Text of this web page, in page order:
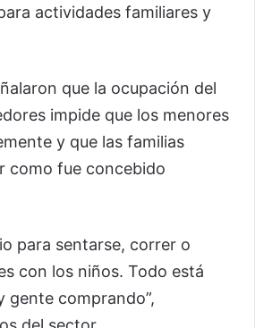
actividades familiares y
que la ocupación del
impide que los menores
y que las familias
como fue concebido
para sentarse, correr o
con los niños. Todo está
gente comprando”,